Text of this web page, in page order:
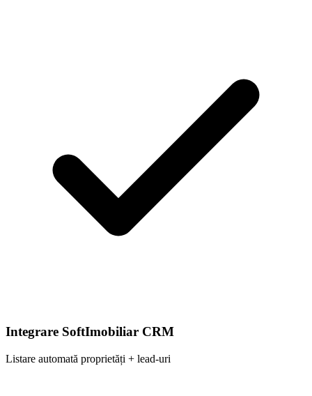
Integrare SoftImobiliar CRM
Listare automată proprietăți + lead-uri